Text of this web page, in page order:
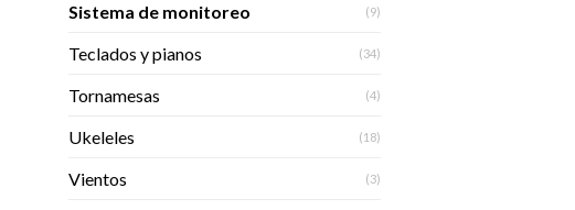
Sistema de monitoreo (9)
Teclados y pianos (34)
Tornamesas (4)
Ukeleles (18)
Vientos (3)